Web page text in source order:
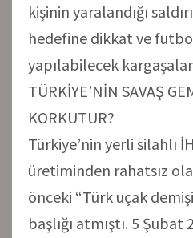
kişinin yaralandığı
hedefine dikkat ve
yapılabilecek
TÜRKİYE’NİN SAVAŞ
KORKUTUR?
Türkiye’nin yerli silahlı
üretiminden rahatsız
önceki “Türk uçak
başlığı atmıştı. 5